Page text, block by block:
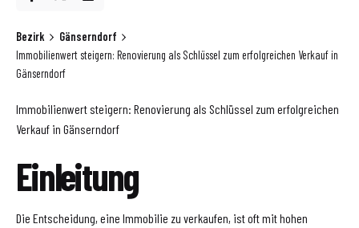
Bezirk
Gänserndorf
Immobilienwert steigern: Renovierung als Schlüssel zum erfolgreichen Verkauf in
Gänserndorf
Immobilienwert steigern: Renovierung als Schlüssel zum erfolgreichen
Verkauf in Gänserndorf
Einleitung
Die Entscheidung, eine Immobilie zu verkaufen, ist oft mit hohen